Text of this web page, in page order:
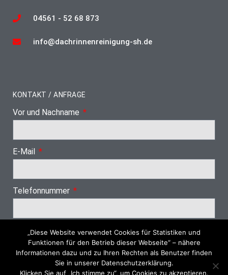
04561 - 52 68 873
info@dachrinnenreinigung-sh.de
KONTAKT / ANFRAGE
Vor und Nachname
E-Mail
Telefonnummer
Nächster Schritt
„Diese Website verwendet Cookies für Statistiken und
Funktionen für den Betrieb dieser Webseite“ – nähere
Informationen dazu und zu Ihren Rechten als Benutzer finden
Sie in unserer Datenschutzerklärung.
Klicken Sie auf „Ich stimme zu“, um Cookies zu akzeptieren.